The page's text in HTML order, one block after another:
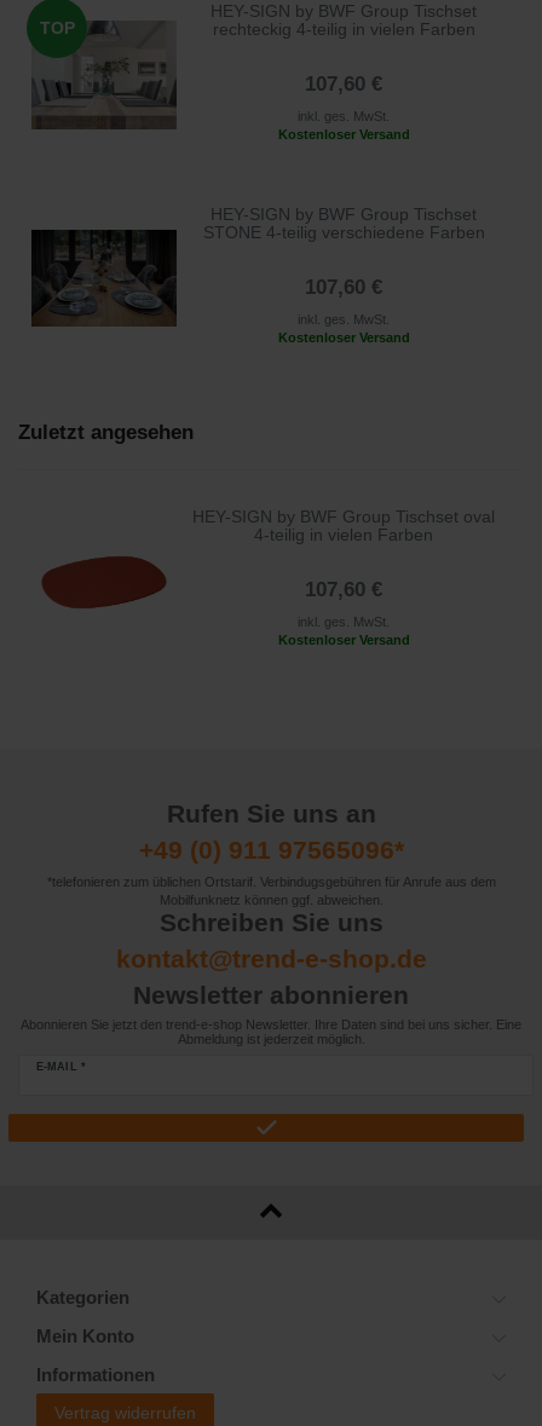
TOP
HEY-SIGN by BWF Group Tischset
rechteckig 4-teilig in vielen Farben
107,60 €
inkl. ges. MwSt.
Kostenloser Versand
HEY-SIGN by BWF Group Tischset
STONE 4-teilig verschiedene Farben
107,60 €
inkl. ges. MwSt.
Kostenloser Versand
Zuletzt angesehen
HEY-SIGN by BWF Group Tischset oval
4-teilig in vielen Farben
107,60 €
inkl. ges. MwSt.
Kostenloser Versand
Rufen Sie uns an
+49 (0) 911 97565096*
*telefonieren zum üblichen Ortstarif. Verbindugsgebühren für Anrufe aus dem
Mobilfunknetz können ggf. abweichen.
Schreiben Sie uns
kontakt@trend-e-shop.de
Newsletter abonnieren
Abonnieren Sie jetzt den trend-e-shop Newsletter. Ihre Daten sind bei uns sicher. Eine
Abmeldung ist jederzeit möglich.
E-MAIL *
Kategorien
Mein Konto
Informationen
Vertrag widerrufen